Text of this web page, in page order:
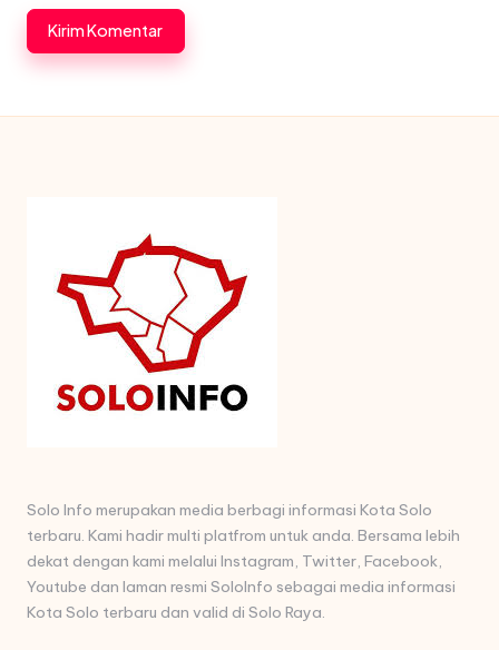
Solo Info merupakan media berbagi informasi Kota Solo
terbaru. Kami hadir multi platfrom untuk anda. Bersama lebih
dekat dengan kami melalui Instagram, Twitter, Facebook,
Youtube dan laman resmi SoloInfo sebagai media informasi
Kota Solo terbaru dan valid di Solo Raya.